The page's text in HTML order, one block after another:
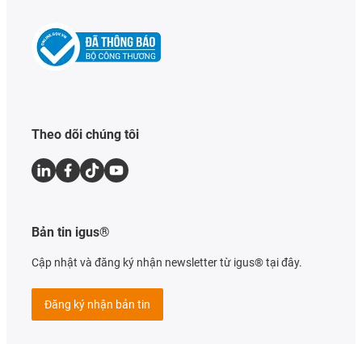
Theo dõi chúng tôi
Bản tin igus®
Cập nhật và đăng ký nhận newsletter từ igus® tại đây.
Đăng ký nhận bản tin